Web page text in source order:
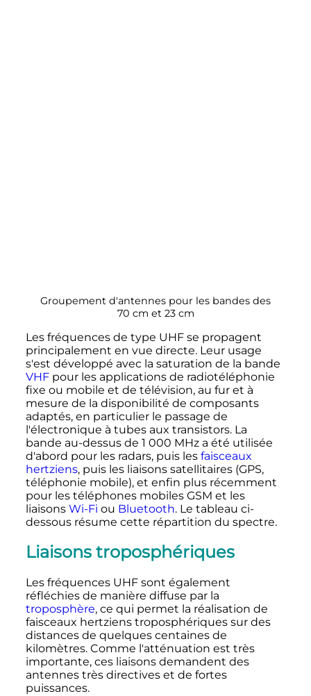
Groupement d'antennes pour les bandes des
70 cm et 23 cm
Les fréquences de type UHF se propagent
principalement en vue directe. Leur usage
s'est développé avec la saturation de la bande
VHFpour les applications de radiotéléphonie
fixe ou mobile et de télévision, au fur et à
mesure de la disponibilité de composants
adaptés, en particulier le passage de
l'électronique à tubes aux transistors. La
bande au-dessus de 1 000 MHza été utilisée
d'abord pour les radars, puis les faisceaux
hertziens, puis les liaisons satellitaires (GPS,
téléphonie mobile), et enfin plus récemment
pour les téléphones mobiles GSM et les
liaisons Wi-Fi ou Bluetooth. Le tableau ci-
dessous résume cette répartition du spectre.
Liaisons troposphériques
Les fréquences UHF sont également
réfléchies de manière diffuse par la
troposphère, ce qui permet la réalisation de
faisceaux hertziens troposphériques sur des
distances de quelques centaines de
kilomètres. Comme l'atténuation est très
importante, ces liaisons demandent des
antennes très directives et de fortes
puissances.